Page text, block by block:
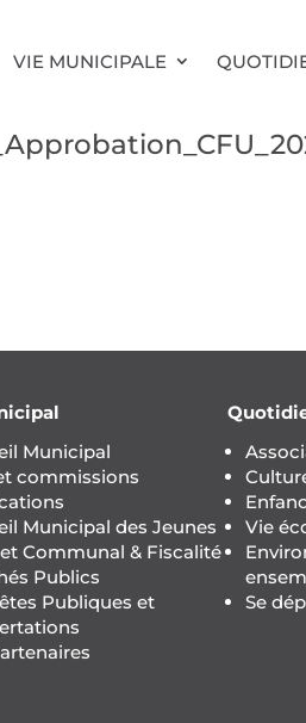
VIE MUNICIPALE
Municipal
commissions
Municipal des Jeunes
Communal & Fiscalité
Publics
Publiques et
Vie
Se